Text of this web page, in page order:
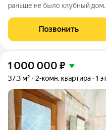
раньше не было клубный дом. Старый центр особая часть
скверы, театр и школы в
сформировался
Позвонить
1 000 000 ₽
37,3 м² 2-комн. квартира 1